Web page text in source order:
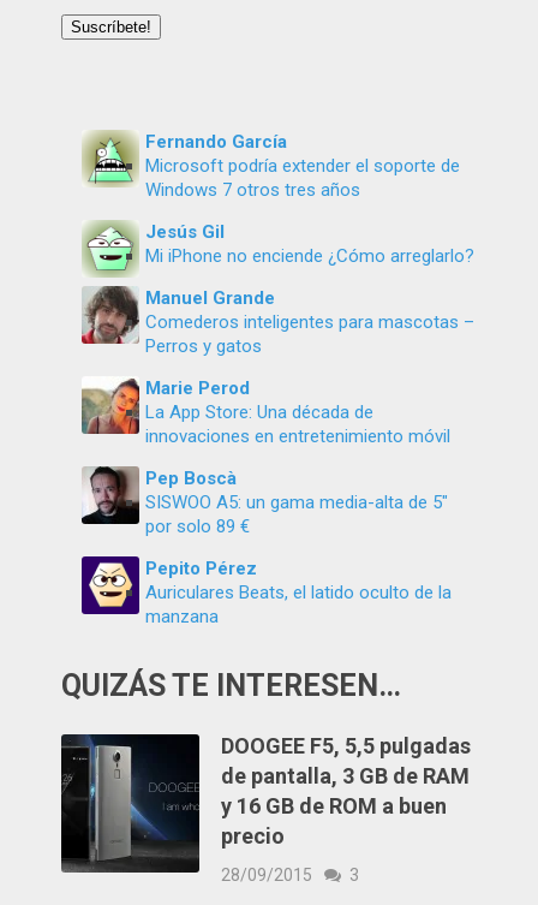
email
Suscríbete!
Fernando García
Microsoft podría extender el soporte de
Windows 7 otros tres años
Jesús Gil
Mi iPhone no enciende ¿Cómo arreglarlo?
Manuel Grande
Comederos inteligentes para mascotas –
Perros y gatos
Marie Perod
La App Store: Una década de
innovaciones en entretenimiento móvil
Pep Boscà
SISWOO A5: un gama media-alta de 5″
por solo 89 €
Pepito Pérez
Auriculares Beats, el latido oculto de la
manzana
QUIZÁS TE INTERESEN…
DOOGEE F5, 5,5 pulgadas
de pantalla, 3 GB de RAM
y 16 GB de ROM a buen
precio
28/09/2015 3